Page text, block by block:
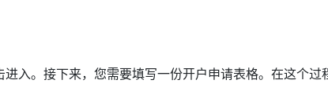
入。接下来，您需要填写一份开户申请表格。在这个